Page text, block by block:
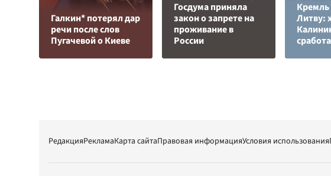
Галкин* потерял дар
речи после слов
Пугачевой о Киеве
Госдума приняла
закон о запрете на
проживание в
России
Кремль
Литву:
РедакцияРекламаКарта сайтаПравовая информацияУсловия использования